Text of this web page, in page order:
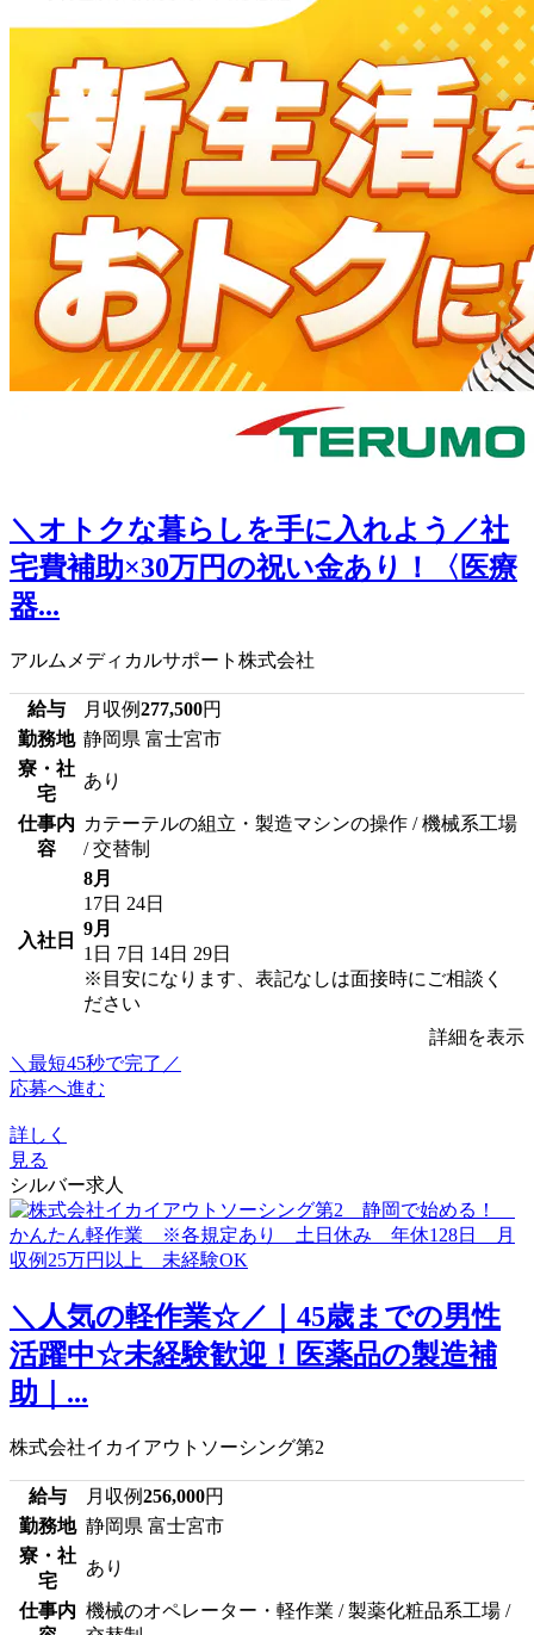
＼オトクな暮らしを手に入れよう／社
宅費補助×30万円の祝い金あり！〈医療
器...
アルムメディカルサポート株式会社
給与 月収例277,500円
勤務地 静岡県 富士宮市
寮・社
宅
あり
仕事内
容
カテーテルの組立・製造マシンの操作 / 機械系工場
/ 交替制
入社日
8月
17日 24日
9月
1日 7日 14日 29日
※目安になります、表記なしは面接時にご相談く
ださい
詳細を表示
＼最短45秒で完了／
応募へ進む
詳しく
見る
シルバー求人
＼人気の軽作業☆／｜45歳までの男性
活躍中☆未経験歓迎！医薬品の製造補
助｜...
株式会社イカイアウトソーシング第2
給与 月収例256,000円
勤務地 静岡県 富士宮市
寮・社
宅
あり
仕事内 機械のオペレーター・軽作業 / 製薬化粧品系工場 /